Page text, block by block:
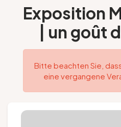
Meinen Aufenthalt
Unsere Vorschläge
Stadt Lüttich
Presse
Exposition
| un goût
Bitte beachten Sie,
eine vergangene